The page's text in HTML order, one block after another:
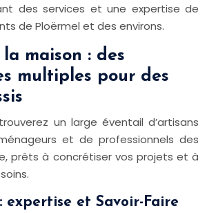
des services et une expertise de
de Ploërmel et des environs.
maison : des
multiples pour des
un large éventail d’artisans
et de professionnels des
prêts à concrétiser vos projets et à
expertise et Savoir-Faire